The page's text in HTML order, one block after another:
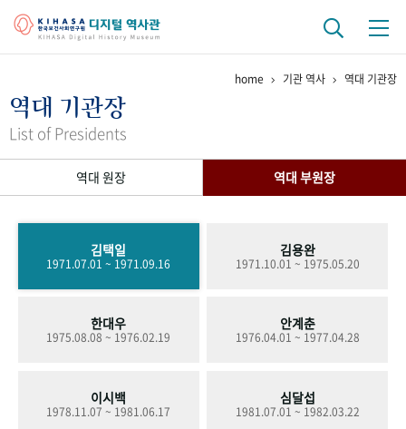
걸어온 길 기관 변천사
연구 역사
기록물 아카이브
사진 아카이브 문서 기록물 영상 기록물
주년 기념
성과 50선 숫자로 보는 50년
주년 광장
home 기관 역사 역대 기관장
역대 기관장
List of Presidents
역대 원장 역대 부원장
김택일
1971.07.01 ~ 1971.09.16
김용완
1971.10.01 ~ 1975.05.20
한대우
1975.08.08 ~ 1976.02.19
안계춘
1976.04.01 ~ 1977.04.28
이시백
1978.11.07 ~ 1981.06.17
심달섭
1981.07.01 ~ 1982.03.22